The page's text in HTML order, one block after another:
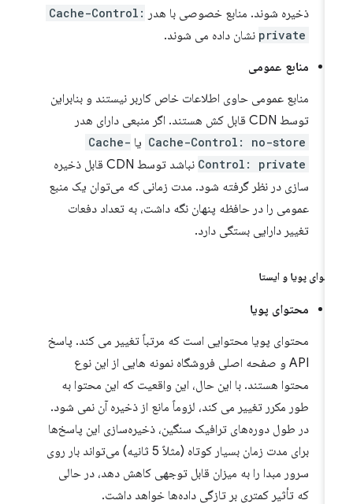
ذخیره شوند. منابع خصوصی با هدرCache-Control:
privateنشان داده می شوند.
منابع عمومی
منابع عمومی حاوی اطلاعات خاص کاربر نیستند و بنابراین
توسط CDN قابل کش هستند. اگر منبعی دارای هدر
Cache-Control: no-store یاCache-
Control: private
نباشد توسط CDN قابل ذخیره
سازی در نظر گرفته شود. مدت زمانی که می‌توان یک منبع
عمومی را در حافظه پنهان نگه داشت، به تعداد دفعات
تغییر دارایی بستگی دارد.
پویا و ایستا
محتوای پویا
محتوای پویا محتوایی است که مرتباً تغییر می کند. پاسخ
API و صفحه اصلی فروشگاه نمونه هایی از این نوع
محتوا هستند. با این حال، این واقعیت که این محتوا به
طور مکرر تغییر می کند، لزوماً مانع از ذخیره آن نمی شود.
در طول دوره‌های ترافیک سنگین، ذخیره‌سازی این پاسخ‌ها
برای مدت زمان بسیار کوتاه (مثلاً 5 ثانیه) می‌تواند بار روی
سرور مبدا را به میزان قابل توجهی کاهش دهد، در حالی
که تأثیر کمتری بر تازگی داده‌ها خواهد داشت.